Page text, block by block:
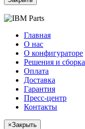
Главная
О нас
О конфигураторе
Решения и сборка
Оплата
Доставка
Гарантия
Пресс-центр
Контакты
×Закрыть